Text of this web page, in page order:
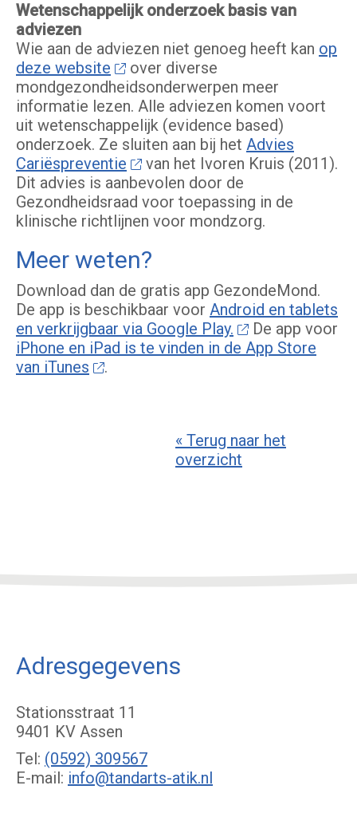
Wetenschappelijk onderzoek basis van
adviezen
Wie aan de adviezen niet genoeg heeft kan op
deze website
over diverse
mondgezondheidsonderwerpen meer
informatie lezen. Alle adviezen komen voort
uit wetenschappelijk (evidence based)
onderzoek. Ze sluiten aan bij het Advies
Cariëspreventie
van het Ivoren Kruis (2011).
Dit advies is aanbevolen door de
Gezondheidsraad voor toepassing in de
klinische richtlijnen voor mondzorg.
Meer weten?
Download dan de gratis app GezondeMond.
De app is beschikbaar voor Android en tablets
en verkrijgbaar via Google Play.
De app voor
iPhone en iPad is te vinden in de App Store
van iTunes
.
« Terug naar het
overzicht
Adresgegevens
Stationsstraat 11
9401 KV Assen
Tel: (0592) 309567
E-mail: info@tandarts-atik.nl